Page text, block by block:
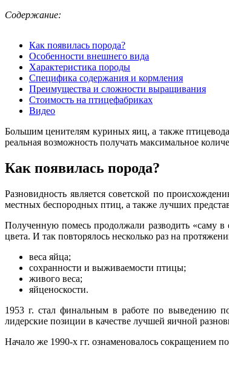
Содержание:
Как появилась порода?
Особенности внешнего вида
Характеристика породы
Специфика содержания и кормления
Преимущества и сложности выращивания
Стоимость на птицефабриках
Видео
Большим ценителям куриных яиц, а также
реальная возможность получать максимальное
Как появилась порода?
Разновидность является советской по
местных беспородных птиц, а также лучших
Полученную помесь продолжали разводить «саму в
цвета. И так повторялось несколько раз на
веса яйца;
сохранности и выживаемости птицы;
живого веса;
яйценоскости.
1953 г. стал финальным в работе по выведению
лидерские позиции в качестве лучшей яичной
Начало же 1990-х гг. ознаменовалось сокращением